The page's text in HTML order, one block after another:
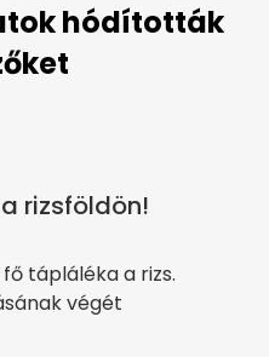
hódították
rizsföldön!
tápláléka a rizs.
végét